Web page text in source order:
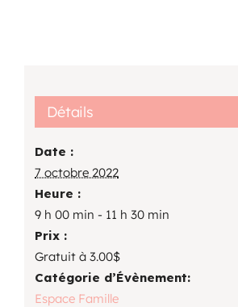
Détails
Date :
7 octobre 2022
Heure :
9 h 00 min - 11 h 30 min
Prix :
Gratuit à 3.00$
Catégorie d’Évènement:
Espace Famille